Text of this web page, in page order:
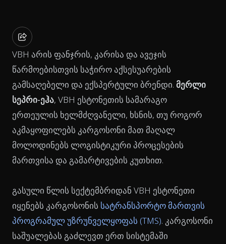
VBH არის ფანჯრის, კარისა და ავეჯის
წარმოებისთვის საჭირო აქსესუარების
გამსაღებელი და ექსპერტული ბრენდი. მერლი
სეპრი-ეჰა, VBH ესტონეთის სამარაგო
ერთეულის ხელმძღვანელი, ხსნის, თუ როგორ
აკმაყოფილებს კარგოსონი მათ მაღალ
მოლოდინებს ლოგისტიკური პროცესების
მართვისა და გამარტივების კუთხით.
გასული წლის სექტემბრიდან VBH ესტონეთი
იყენებს კარგოსონის სატრანსპორტო მართვის
პროგრამულ უზრუნველყოფას (TMS). კარგოსონი
საშუალებას გაძლევთ ერთ სისტემაში